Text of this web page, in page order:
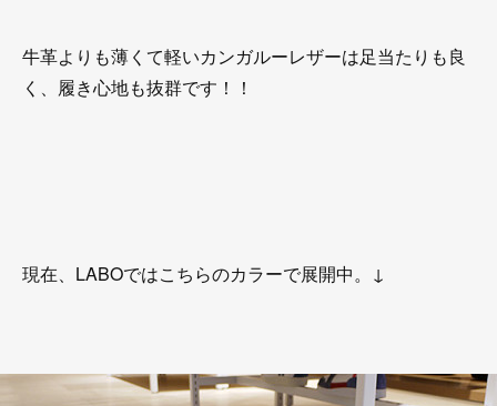
牛革よりも薄くて軽いカンガルーレザーは足当たりも良
く、履き心地も抜群です！！
現在、LABOではこちらのカラーで展開中。↓